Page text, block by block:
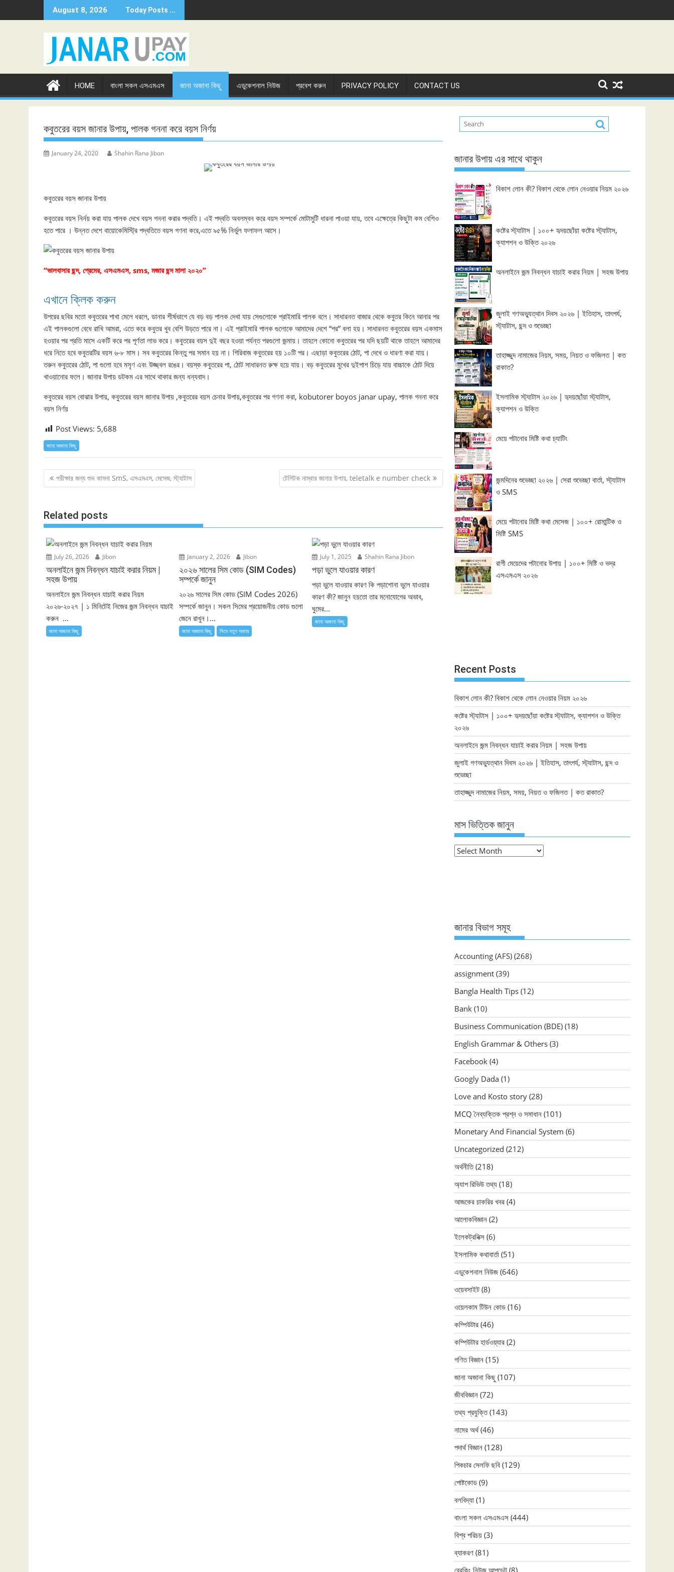
to
August 8, 2026 Today Posts ...
HOME বাংলা সকল এসএমএস জানা অজানা কিছু এডুকেশনাল নিউজ প্রবেশ করুন PRIVACY POLICY CONTACT US
কবুতরের বয়স জানার উপায়, পালক গননা করে বয়স ‍নির্ণয়
January 24, 2020 Shahin Rana Jibon
কবুতরের বয়স জানার উপায়
কবুতরের বয়স নির্নয় করা যায় পালক দেখে বয়স গননা করার পদ্বতি। এই পদ্বতি অবলম্বন করে বয়স সম্পর্কে মোটামুটি ধারনা পাওয়া যায়, তবে এক্ষেত্রে কিছুটা কম বেশিও
হতে পারে । উন্নত দেশে বায়োকেমিস্ট্রি পদ্বতিতে বয়স গণনা করে,এতে ৯৫% নির্ভুল ফলাফল আসে।
“ভালবাসার ছন্দ, প্রেমের, এসএমএস, sms, মজার ছন্দ মালা ২০২০”
এখানে ক্লিক করুন
উপরের ছবির মতো কবুতরের পাখা মেলে ধরলে, ডানার শীর্ষভাগে যে বড় বড় পালক দেখা যায় সেগুলোকে প্রাইমারি পালক বলে। সাধারনত বাজার থেকে কবুতর কিনে আনার পর
এই পালকগুলো বেধে রাখি আমরা, এতে করে কবুতর খুব বেশি উড়তে পারে না। এই প্রাইমারি পালক গুলোকে আমাদের দেশে “পর” বলা হয়। সাধারনত কবুতরের বয়স একমাস
হওয়ার পর প্রতি মাসে একটি করে পর পূর্ণতা লাভ করে। কবুতরের বয়স দুই বছর হওয়া পর্যন্ত পরগুলো জন্মায়। তাহলে কোনো কবুতরের পর যদি ছয়টি থাকে তাহলে আমাদের
ধরে নিতে হবে কবুতরটির বয়স ৬-৮ মাস। সব কবুতরের কিন্তু পর সমান হয় না। গিরিবাজ কবুতরের হয় ১০টি পর। এছাড়া কবুতরের ঠোট, পা দেখে ও ধারণা করা যায়।
তরুন কবুতরের ঠোট, পা গুলো হবে মসৃণ এবং উজ্জ্বল রঙের। বয়স্ক কবুতরের পা, ঠোট সাধারনত রুক্ষ হয়ে যায়। বড় কবুতরের মুখের দুইপাশ চিড়ে যায় বাচ্চাকে ঠোট দিয়ে
খাওয়ানোর ফলে। জানার উপায় ডটকম এর সাথে থাকার জন্য ধন্যবাদ।
কবুতরের বয়স বোঝার উপায়, কবুতরের বয়স জানার উপায় ,কবুতরের বয়স চেনার উপায়,কবুতরের পর গণনা করা, kobutorer boyos janar upay, পালক গননা করে
বয়স ‍নির্ণয়
Post Views: 5,688
জানা অজানা কিছু
Post
navigation
পরীক্ষার জন্য শুভ কামনা SmS, এসএমএস, মেসেজ, স্ট্যাটাস টেলিটক নাম্বার জানার উপায়, teletalk e number check
Related posts
July 26, 2026 Jibon
অনলাইনে জন্ম নিবন্ধন যাচাই করার নিয়ম |
সহজ উপায়
অনলাইনে জন্ম নিবন্ধন যাচাই করার নিয়ম
২০২৬-২০২৭ | ১ মিনিটেই নিজের জন্ম নিবন্ধন যাচাই
করুন ...
জানা অজানা কিছু
January 2, 2026 Jibon
২০২৬ সালের সিম কোড (SIM Codes)
সম্পর্কে জানুন
২০২৬ সালের সিম কোড (SIM Codes 2026)
সম্পর্কে জানুন। সকল সিমের প্রয়োজনীয় কোড গুলো
জেনে রাখুন।...
জানা অজানা কিছু সিমে নতুন ‍অফার
July 1, 2025 Shahin Rana Jibon
পড়া ভুলে যাওয়ার কারণ
পড়া ভুলে যাওয়ার কারণ কি পড়াশোনা ভুলে যাওয়ার
কারণ কী? জানুন হয়তো তার মনোযোগের অভাব,
ঘুমের...
জানা অজানা কিছু
জানার উপায় এর সাথে থাকুন
বিকাশ লোন কী? বিকাশ থেকে লোন নেওয়ার নিয়ম ২০২৬
কষ্টের স্ট্যাটাস | ১০০+ হৃদয়ছোঁয়া কষ্টের স্ট্যাটাস,
ক্যাপশন ও উক্তি ২০২৬
অনলাইনে জন্ম নিবন্ধন যাচাই করার নিয়ম | সহজ উপায়
জুলাই গণঅভ্যুত্থান দিবস ২০২৬ | ইতিহাস, তাৎপর্য,
স্ট্যাটাস, ছন্দ ও শুভেচ্ছা
তাহাজ্জুদ নামাজের নিয়ম, সময়, নিয়ত ও ফজিলত | কত
রাকাত?
ইসলামিক স্ট্যাটাস ২০২৬ | হৃদয়ছোঁয়া স্ট্যাটাস,
ক্যাপশন ও উক্তি
মেয়ে পটানোর মিষ্টি কথা চ্যাটিং
জন্মদিনের শুভেচ্ছা ২০২৬ | সেরা শুভেচ্ছা বার্তা, স্ট্যাটাস
ও SMS
মেয়ে পটানোর মিষ্টি কথা মেসেজ | ১০০+ রোমান্টিক ও
মিষ্টি SMS
রাগী মেয়েদের পটানোর উপায় | ১০০+ মিষ্টি ও ভদ্র
এসএমএস ২০২৬
Recent Posts
বিকাশ লোন কী? বিকাশ থেকে লোন নেওয়ার নিয়ম ২০২৬
কষ্টের স্ট্যাটাস | ১০০+ হৃদয়ছোঁয়া কষ্টের স্ট্যাটাস, ক্যাপশন ও উক্তি
২০২৬
অনলাইনে জন্ম নিবন্ধন যাচাই করার নিয়ম | সহজ উপায়
জুলাই গণঅভ্যুত্থান দিবস ২০২৬ | ইতিহাস, তাৎপর্য, স্ট্যাটাস, ছন্দ ও
শুভেচ্ছা
তাহাজ্জুদ নামাজের নিয়ম, সময়, নিয়ত ও ফজিলত | কত রাকাত?
মাস ভিত্তিক জানুন
মাস
জানার বিভাগ সমূহ
Accounting (AFS) (268)
assignment (39)
Bangla Health Tips (12)
Bank (10)
Business Communication (BDE) (18)
English Grammar & Others (3)
Facebook (4)
Googly Dada (1)
Love and Kosto story (28)
MCQ নৈব্যক্তিক প্রশ্ন ও সমাধান (101)
Monetary And Financial System (6)
Uncategorized (212)
অর্থনীতি(218)
অ্যাপ রিভিউ তথ্য (18)
আজকের চাকরির খবর (4)
আলোকবিজ্ঞান (2)
ইলেকট্রনিক্স (6)
ইসলামিক কথাবার্তা (51)
এডুকেশনাল নিউজ (646)
ওয়েবসাইট (8)
ওয়েলকাম টিউন কোড (16)
কম্পিউটার (46)
কম্পিউটার হার্ডওয়্যার (2)
গণিত বিজ্ঞান (15)
জানা অজানা কিছু (107)
জীববিজ্ঞান (72)
তথ্য প্রযুক্তি(143)
নামের অর্থ(46)
পদার্থ বিজ্ঞান (128)
পিকচার সেলফি ছবি (129)
পোষ্টকোড (9)
বলবিদ্যা (1)
বাংলা সকল এসএমএস (444)
বিশ্ব পরিচয় (3)
ব্যাকরণ (81)
ব্রেকিং নিউজ আপডেট (8)